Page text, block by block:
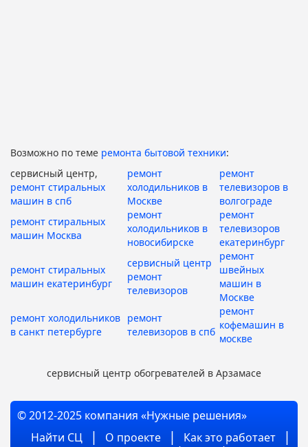
Возможно по теме ремонта бытовой техники:
сервисный центр,
ремонт стиральных
машин в спб
ремонт
холодильников в
Москве
ремонт
телевизоров в
волгограде
ремонт стиральных
машин Москва
ремонт
холодильников в
новосибирске
ремонт
телевизоров
екатеринбург
ремонт стиральных
машин екатеринбург
сервисный центр
ремонт
телевизоров
ремонт
швейных
машин в
Москве
ремонт холодильников
в санкт петербурге
ремонт
телевизоров в спб
ремонт
кофемашин в
москве
сервисный центр обогревателей в Арзамасе
© 2012-2025 компания «Нужные решения»
Найти СЦ
О проекте
Как это работает